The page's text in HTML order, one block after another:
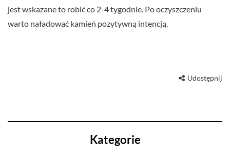
jest wskazane to robić co 2-4 tygodnie. Po oczyszczeniu
warto naładować kamień pozytywną intencją.
Udostępnij
Kategorie